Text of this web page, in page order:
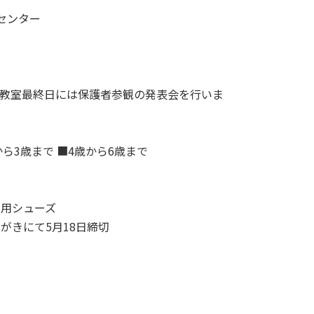
ター
室最終日には保護者参観の発表会を行いま
3歳まで ■4歳から6歳まで
シューズ
きにて5月18日締切